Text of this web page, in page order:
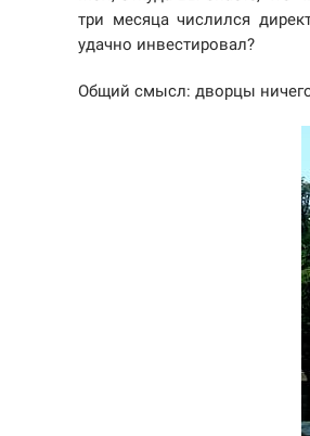
три месяца числился
удачно инвестировал?
Общий смысл: дворцы